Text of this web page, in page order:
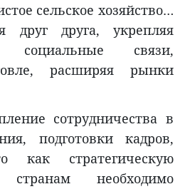
сельское хозяйство…
друг друга, укрепляя
связи,
расширяя рынки
сотрудничества в
подготовки кадров,
как стратегическую
необходимо